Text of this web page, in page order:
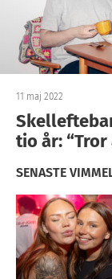
11 maj 2022
tio år:
SENASTE